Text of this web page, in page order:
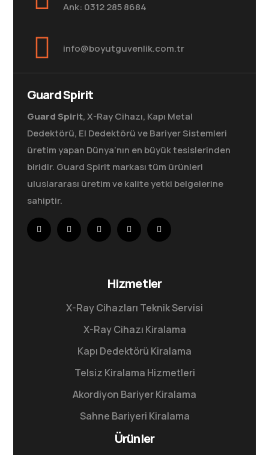
Ank: 0312 285 8684
info@boyutguvenlik.com.tr
Guard Spirit
Guard Spirit, X-Ray Cihazı, Kapı Metal
Dedektörü, El Dedektörü ve Bariyer Sistemleri
üretim yapan Dünya’nın en büyük tesislerinden
biridir. Guard Spirit markası tüm ürünleri
uluslararası üretim ve kalite yetki belgelerine
sahiptir.
Hizmetler
X-Ray Cihazları Teknik Servisi
X-Ray Cihazı Kiralama
Kapı Dedektörü Kiralama
Telsiz Kiralama Hizmetleri
Akordiyon Bariyer Kiralama
Sahne Bariyeri Kiralama
Ürünler